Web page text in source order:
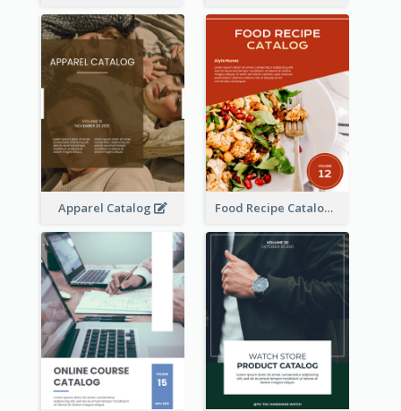
Apparel Catalog Food Recipe Catalog